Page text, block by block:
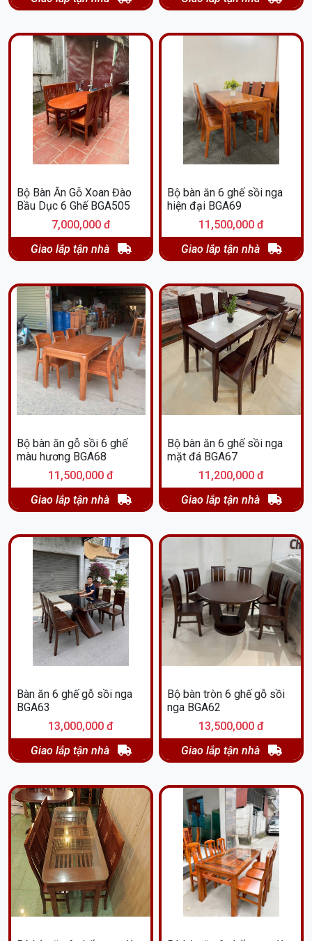
Bộ Bàn Ăn Gỗ Xoan Đào
Bầu Dục 6 Ghế BGA505
7,000,000 đ
Giao lắp tận nhà
Bộ bàn ăn 6 ghế sồi nga
hiện đại BGA69
11,500,000 đ
Giao lắp tận nhà
Bộ bàn ăn gỗ sồi 6 ghế
màu hương BGA68
11,500,000 đ
Giao lắp tận nhà
Bộ bàn ăn 6 ghế sồi nga
mặt đá BGA67
11,200,000 đ
Giao lắp tận nhà
Bàn ăn 6 ghế gỗ sồi nga
BGA63
13,000,000 đ
Giao lắp tận nhà
Bộ bàn tròn 6 ghế gỗ sồi
nga BGA62
13,500,000 đ
Giao lắp tận nhà